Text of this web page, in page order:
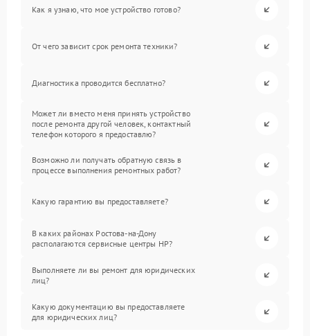
Как я узнаю, что мое устройство готово?
От чего зависит срок ремонта техники?
Диагностика проводится бесплатно?
Может ли вместо меня принять устройство
после ремонта другой человек, контактный
телефон которого я предоставлю?
Возможно ли получать обратную связь в
процессе выполнения ремонтных работ?
Какую гарантию вы предоставляете?
В каких районах Ростова-на-Дону
располагаются сервисные центры HP?
Выполняете ли вы ремонт для юридических
лиц?
Какую документацию вы предоставляете
для юридических лиц?